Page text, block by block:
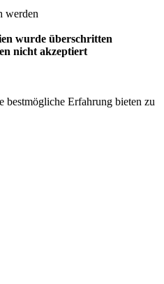
werden
wurde überschritten
nicht akzeptiert
bestmögliche Erfahrung bieten zu